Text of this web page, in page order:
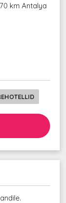
km Antalya